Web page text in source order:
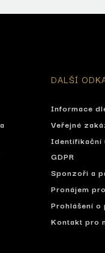
DALŠÍ
Informace
Veřejné
Identifikační
GDPR
Sponzoři a
Pronájem
Prohlášení
Kontakt pro